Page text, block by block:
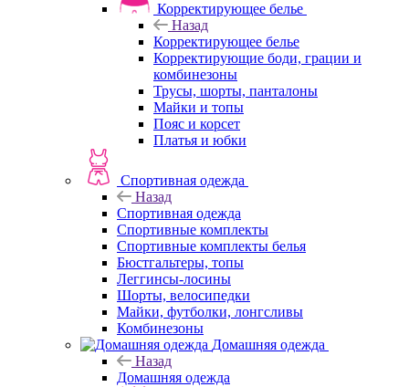
Корректирующее белье
Назад
Корректирующее белье
Корректирующие боди, грации и
комбинезоны
Трусы, шорты, панталоны
Майки и топы
Пояс и корсет
Платья и юбки
Спортивная одежда
Назад
Спортивная одежда
Спортивные комплекты
Спортивные комплекты белья
Бюстгальтеры, топы
Леггинсы-лосины
Шорты, велосипедки
Майки, футболки, лонгсливы
Комбинезоны
Домашняя одежда
Назад
Домашняя одежда